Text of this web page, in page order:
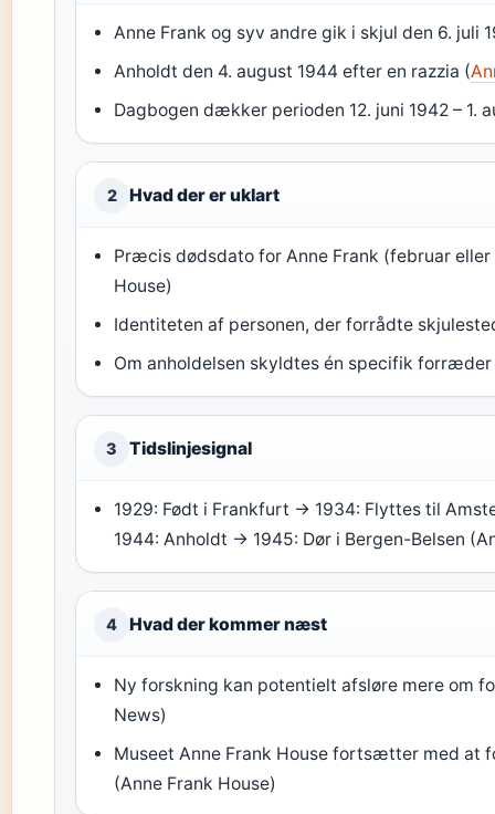
Anne Frank og syv andre gik i skjul den 6. juli
Anholdt den 4. august 1944 efter en razzia (
Dagbogen dækker perioden 12. juni 1942 – 1.
2 Hvad der er uklart
Præcis dødsdato for Anne Frank (februar
House)
Identiteten af personen, der forrådte
Om anholdelsen skyldtes én specifik
3 Tidslinjesignal
1929: Født i Frankfurt → 1934: Flyttes til
1944: Anholdt → 1945: Dør i Bergen-Belsen
4 Hvad der kommer næst
Ny forskning kan potentielt afsløre mere om
News)
Museet Anne Frank House fortsætter med at
(Anne Frank House)